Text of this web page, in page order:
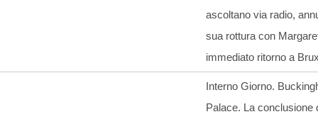
ascoltano via radio,
sua rottura con
immediato ritorno a
Interno Giorno.
Palace. La conclusione